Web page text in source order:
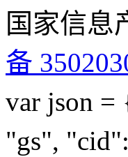
国家信息
备
var json
"gs",